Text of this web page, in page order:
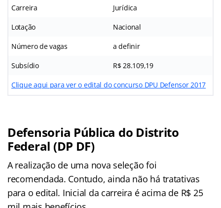
Carreira Jurídica
Lotação Nacional
Número de vagas a definir
Subsídio R$ 28.109,19
Clique aqui para ver o edital do concurso DPU Defensor 2017
Defensoria Pública do Distrito
Federal (DP DF)
A realização de uma nova seleção foi
recomendada. Contudo, ainda não há tratativas
para o edital. Inicial da carreira é acima de R$ 25